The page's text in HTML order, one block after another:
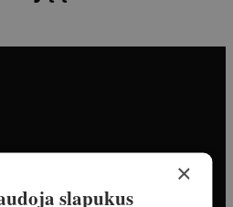
×
slapukus